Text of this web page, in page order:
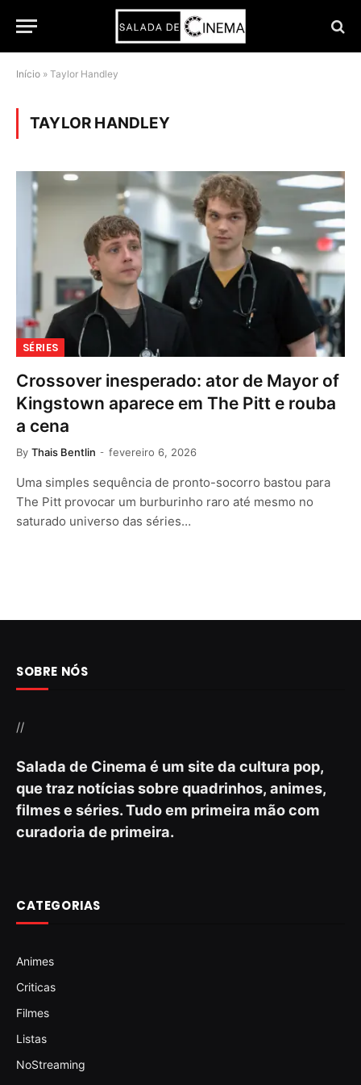
Início » Taylor Handley
TAYLOR HANDLEY
SÉRIES
Crossover inesperado: ator de Mayor of
Kingstown aparece em The Pitt e rouba
a cena
By Thais Bentlin fevereiro 6, 2026
Uma simples sequência de pronto-socorro bastou para
The Pitt provocar um burburinho raro até mesmo no
saturado universo das séries…
SOBRE NÓS
//
Salada de Cinema é um site da cultura pop,
que traz notícias sobre quadrinhos, animes,
filmes e séries. Tudo em primeira mão com
curadoria de primeira.
CATEGORIAS
Animes
Criticas
Filmes
Listas
NoStreaming